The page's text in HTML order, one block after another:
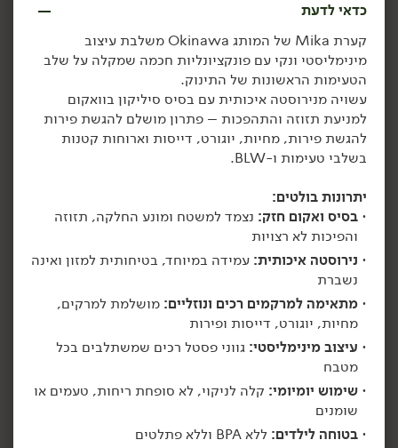
יח׳ יח׳
69.00
₪/ יח׳
תבנית סיליקון מתקפלת
בצבע ורוד סלמון -
הוספה לסל
79.00
₪/ יח׳
צלחת נירוסטה עם ואקום
79.00
₪/ יח׳
צלחת נירוסטה עם ואקום
בצבע ירוק - 'Econawa'
69.00
₪/ יח׳
בצבע בז' - 'Econawa'
כדאי לדעת
קערת Mika של המותג Okinawa משלבת עיצוב
מינימליסטי ונקי עם פונקציונליות חכמה שמקלה על שלב
הטעימות הראשונות של התינוק.
עשויה מנירוסטה איכותית עם בסיס סיליקון בוואקום
למניעת תזוזה והתהפכות – פתרון מושלם להגשת פירות
להגשת פירות, מחיות, יוגורט, דייסות וארוחות קטנות
בשלבי טעימות ו-BLW.
יתרונות בולטים:
בסיס ואקום חזק: נצמד למשטח ומונע החלקה, תזוזה
והפיכות לא רצויות
נירוסטה איכותית: עמידה במיוחד, בטיחותית למזון ואינה
נשברת
מתאימה למרקמים רכים ונוזליים: מושלמת למרקים,
מחיות, יוגורט, דייסות ופירות
עיצוב מינימליסטי: גווני פסטל רכים שמשתלבים בכל
מטבח
שימוש יומיומי: קלה לניקוי, לא סופחת ריחות, טעמים או
שומנים
בטוחה לילדים: ללא BPA וללא פתלטים